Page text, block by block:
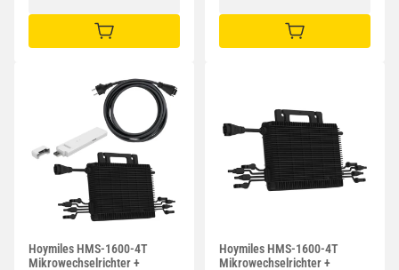
IN DEN WARENKORB IN DEN WARENKORB
Hoymiles HMS-1600-4T
Mikrowechselrichter +
Hoymiles HMS-1600-4T
Mikrowechselrichter +